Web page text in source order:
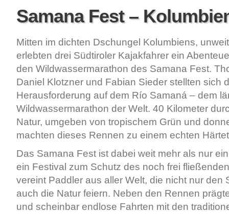
Samana Fest –
Mitten im dichten Dschungel Kolumbiens,
erlebten drei Südtiroler Kajakfahrer ein
den Wildwassermarathon des Samana Fest.
Daniel Klotzner und Fabian Sieder stellten sich
Herausforderung auf dem Río Samaná – dem
Wildwassermarathon der Welt. 40 Kilometer
Natur, umgeben von tropischem Grün und
machten dieses Rennen zu einem echten
Das Samana Fest ist dabei weit mehr als nur
ein Festival zum Schutz des noch frei
vereint Paddler aus aller Welt, die nicht nur den
auch die Natur feiern. Neben den Rennen
und scheinbar endlose Fahrten mit den